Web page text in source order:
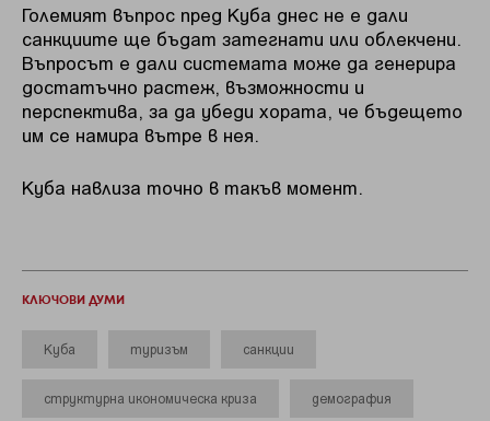
Големият въпрос пред Куба днес не е дали
санкциите ще бъдат затегнати или облекчени.
Въпросът е дали системата може да генерира
достатъчно растеж, възможности и
перспектива, за да убеди хората, че бъдещето
им се намира вътре в нея.
Куба навлиза точно в такъв момент.
КЛЮЧОВИ ДУМИ
Куба туризъм санкции
структурна икономическа криза демография